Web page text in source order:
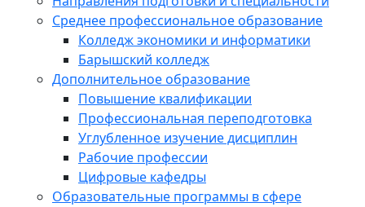
Среднее профессиональное образование
Колледж экономики и информатики
Барышский колледж
Дополнительное образование
Повышение квалификации
Профессиональная переподготовка
Углубленное изучение дисциплин
Рабочие профессии
Цифровые кафедры
Образовательные программы в сфере